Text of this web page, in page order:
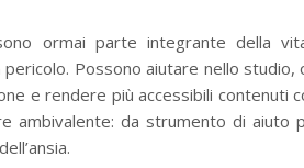
ormai parte integrante della
Possono aiutare nello
e rendere più accessibili contenuti
ambivalente: da strumento di aiuto